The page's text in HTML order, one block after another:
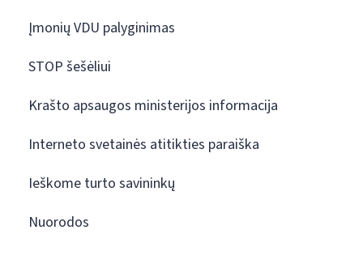
Įmonių VDU palyginimas
STOP šešėliui
Krašto apsaugos ministerijos informacija
Interneto svetainės atitikties paraiška
Ieškome turto savininkų
Nuorodos